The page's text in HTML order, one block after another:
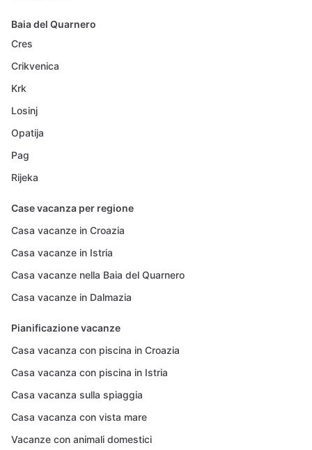
Baia del Quarnero
Cres
Crikvenica
Krk
Losinj
Opatija
Pag
Rijeka
Case vacanza per regione
Casa vacanze in Croazia
Casa vacanze in Istria
Casa vacanze nella Baia del Quarnero
Casa vacanze in Dalmazia
Pianificazione vacanze
Casa vacanza con piscina in Croazia
Casa vacanza con piscina in Istria
Casa vacanza sulla spiaggia
Casa vacanza con vista mare
Vacanze con animali domestici